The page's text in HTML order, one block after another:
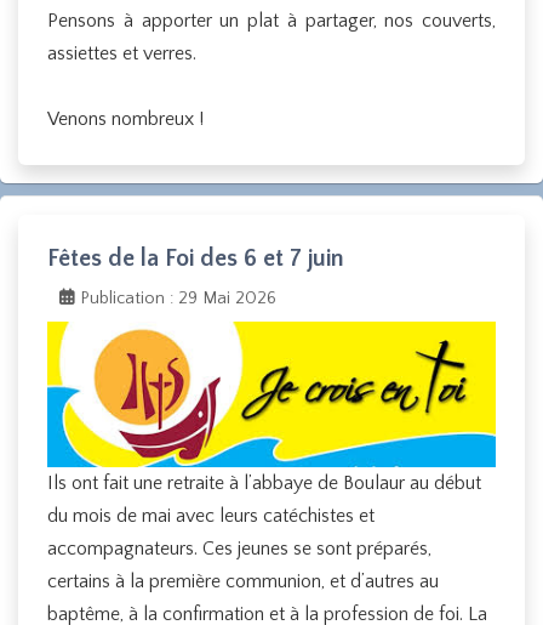
Pensons à apporter un plat à partager, nos couverts,
assiettes et verres.
Venons nombreux !
Fêtes de la Foi des 6 et 7 juin
Publication : 29 Mai 2026
Ils ont fait une retraite à l’abbaye de Boulaur au début
du mois de mai avec leurs catéchistes et
accompagnateurs. Ces jeunes se sont préparés,
certains à la première communion, et d’autres au
baptême, à la confirmation et à la profession de foi. La